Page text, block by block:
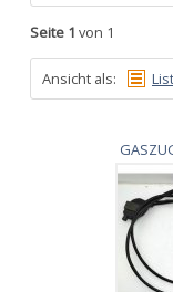
Seite 1 von 1
Ansicht als: